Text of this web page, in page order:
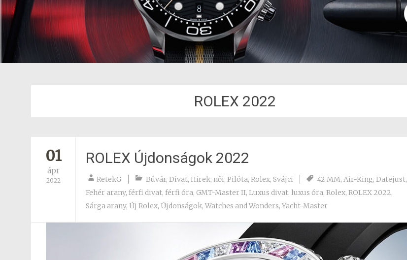
ROLEX 2022
01
ápr
2022
ROLEX Újdonságok 2022
RetekG Búvár, Divat, Hirek, női, Pilóta, Rolex, Svájci 42 MM, Air-King, Datejust,
Fehér arany, férfi divat, férfi óra, GMT-Master II, Luxus divat, luxus óra, Rolex, ROLEX 2022,
Sárga arany, Új Rolex, Újdonságok, Watches and Wonders, Yacht-Master